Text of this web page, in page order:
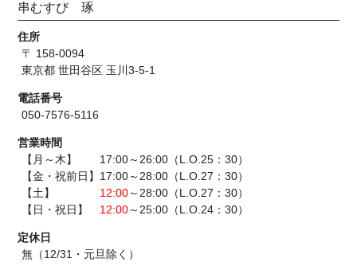
串むすび 琢
住所
〒 158-0094
東京都 世田谷区 玉川3-5-1
電話番号
050-7576-5116
営業時間
【月～木】 17:00～26:00（L.O.25：30）
【金・祝前日】17:00～28:00（L.O.27：30）
【土】 12:00～28:00（L.O.27：30）
【日・祝日】 12:00～25:00（L.O.24：30）
定休日
無（12/31・元旦除く）